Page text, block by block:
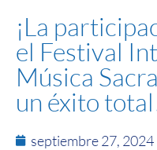
¡La
el Festival
Música
un éxito
septiembre 27, 2024